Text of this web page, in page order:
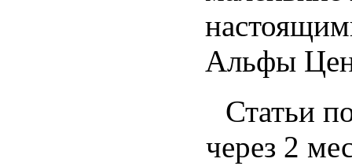
Альфы
Статьи
через 2